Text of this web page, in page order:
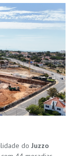
do Juzzo